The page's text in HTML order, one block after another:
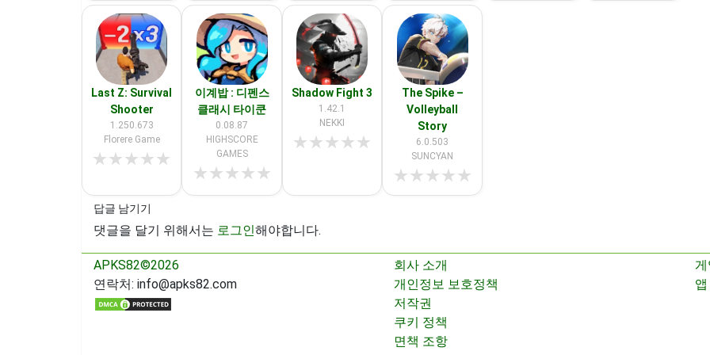
Last Z: Survival
Shooter
1.250.673
Florere Game
★★★★★
이계밥 : 디펜스
클래시 타이쿤
0.08.87
HIGHSCORE
GAMES
★★★★★
Shadow Fight 3
1.42.1
NEKKI
★★★★★
The Spike –
Volleyball
Story
6.0.503
SUNCYAN
★★★★★
답글 남기기
댓글을 달기 위해서는 로그인해야합니다.
APKS82©2026
연락처: info@apks82.com
회사 소개
개인정보 보호정책
저작권
쿠키 정책
면책 조항
앱